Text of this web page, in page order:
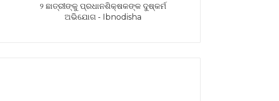
୨ ଛାତ୍ରୀଙ୍କୁ ପ୍ରଧାନଶିକ୍ଷକଙ୍କ ଦୁଷ୍କର୍ମ
ଅଭିଯୋଗ - Ibnodisha